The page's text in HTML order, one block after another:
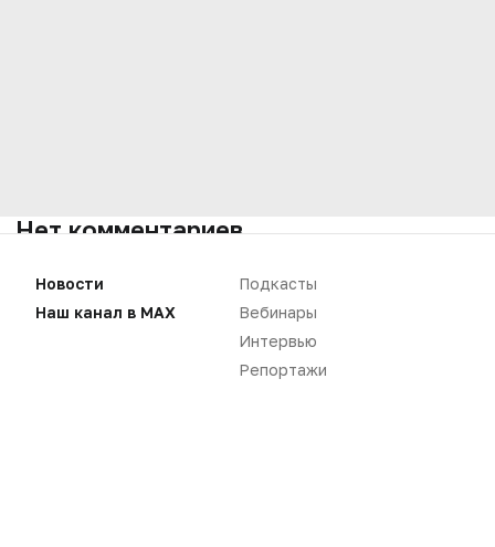
Нет комментариев
Вы не можете оставлять
Пожалуйста, авторизуйтесь
Новости
Наш канал в MAX
Подкасты
Вебинары
Интервью
Репортажи